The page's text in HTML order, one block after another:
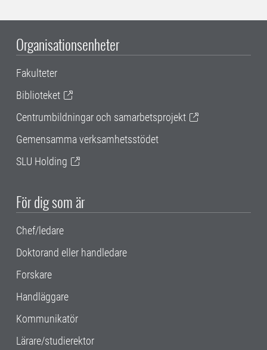
Organisationsenheter
Fakulteter
Biblioteket
Centrumbildningar och samarbetsprojekt
Gemensamma verksamhetsstödet
SLU Holding
För dig som är
Chef/ledare
Doktorand eller handledare
Forskare
Handläggare
Kommunikatör
Lärare/studierektor